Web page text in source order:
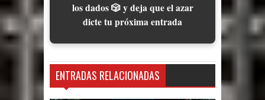
los dados 🎲 y deja que el azar
dicte tu próxima entrada
ENTRADAS RELACIONADAS